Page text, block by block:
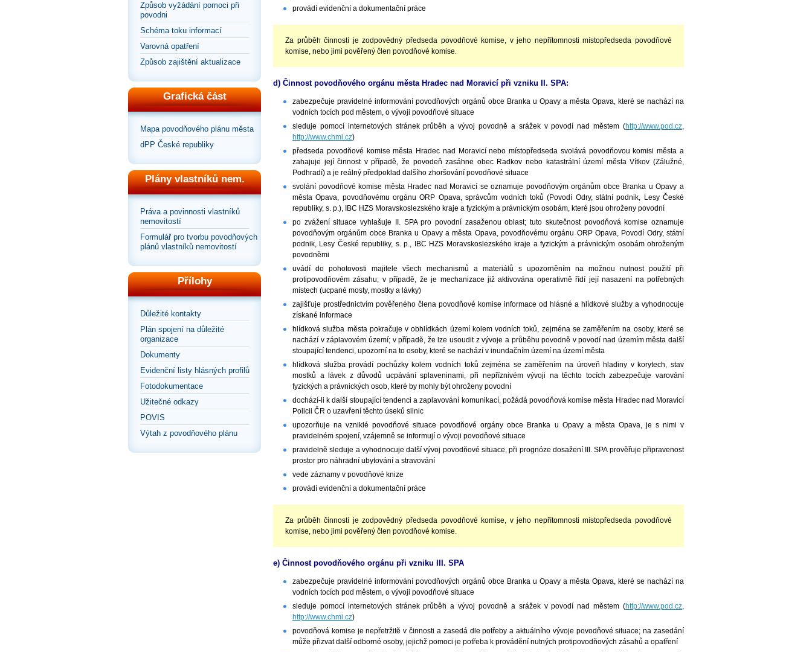
Způsob vyžádání pomoci při
povodni
Schéma toku informací
Varovná opatření
Způsob zajištění aktualizace
Grafická část
Mapa povodňového plánu města
dPP České republiky
Plány vlastníků nem.
Práva a povinnosti vlastníků
nemovitostí
Formulář pro tvorbu povodňových
plánů vlastníků nemovitostí
Přílohy
Důležité kontakty
Plán spojení na důležité
organizace
Dokumenty
Evidenční listy hlásných profilů
Fotodokumentace
Užitečné odkazy
POVIS
Výtah z povodňového plánu
provádí evidenční a dokumentační práce
Za průběh činností je zodpovědný předseda povodňové komise, v jeho nepřítomnosti místopředseda povodňové
komise, nebo jimi pověřený člen povodňové komise.
d) Činnost povodňového orgánu města Hradec nad Moravicí při vzniku II. SPA:
zabezpečuje pravidelné informování povodňových orgánů obce Branka u Opavy a města Opava, které se nachází na
vodních tocích pod městem, o vývoji povodňové situace
sleduje pomocí internetových stránek průběh a vývoj povodně a srážek v povodí nad městem (http://www.pod.cz,
http://www.chmi.cz)
předseda povodňové komise města Hradec nad Moravicí nebo místopředseda svolává povodňovou komisi města a
zahajuje její činnost v případě, že povodeň zasáhne obec Radkov nebo katastrální území města Vítkov (Zálužné,
Podhradí) a je reálný předpoklad dalšího zhoršování povodňové situace
svolání povodňové komise města Hradec nad Moravicí se oznamuje povodňovým orgánům obce Branka u Opavy a
města Opava, povodňovému orgánu ORP Opava, správcům vodních toků (Povodí Odry, státní podnik, Lesy České
republiky, s. p.), IBC HZS Moravskoslezského kraje a fyzickým a právnickým osobám, které jsou ohroženy povodní
po zvážení situace vyhlašuje II. SPA pro povodní zasaženou oblast; tuto skutečnost povodňová komise oznamuje
povodňovým orgánům obce Branka u Opavy a města Opava, povodňovému orgánu ORP Opava, Povodí Odry, státní
podnik, Lesy České republiky, s. p., IBC HZS Moravskoslezského kraje a fyzickým a právnickým osobám ohroženým
povodněmi
uvádí do pohotovosti majitele všech mechanismů a materiálů s upozorněním na možnou nutnost použití při
protipovodňovém zásahu; v případě, že je mechanizace již aktivována operativně řídí její nasazení na potřebných
místech (ucpané mosty, mostky a lávky)
zajišťuje prostřednictvím pověřeného člena povodňové komise informace od hlásné a hlídkové služby a vyhodnocuje
získané informace
hlídková služba města pokračuje v obhlídkách území kolem vodních toků, zejména se zaměřením na osoby, které se
nachází v záplavovém území; v případě, že lze usoudit z vývoje a průběhu povodně v povodí nad územím města další
stoupající tendenci, upozorní na to osoby, které se nachází v inundačním území na území města
hlídková služba provádí pochůzky kolem vodních toků zejména se zaměřením na úroveň hladiny v korytech, stav
mostků a lávek z důvodů ucpávání splaveninami, při nepříznivém vývoji na těchto tocích zabezpečuje varování
fyzických a právnických osob, které by mohly být ohroženy povodní
dochází-li k další stoupající tendenci a zaplavování komunikací, požádá povodňová komise města Hradec nad Moravicí
Policii ČR o uzavření těchto úseků silnic
upozorňuje na vzniklé povodňové situace povodňové orgány obce Branka u Opavy a města Opava, je s nimi v
pravidelném spojení, vzájemně se informují o vývoji povodňové situace
pravidelně sleduje a vyhodnocuje další vývoj povodňové situace, při prognóze dosažení III. SPA prověřuje připravenost
prostor pro náhradní ubytování a stravování
vede záznamy v povodňové knize
provádí evidenční a dokumentační práce
Za průběh činností je zodpovědný předseda povodňové komise, v jeho nepřítomnosti místopředseda povodňové
komise, nebo jimi pověřený člen povodňové komise.
e) Činnost povodňového orgánu při vzniku III. SPA
zabezpečuje pravidelné informování povodňových orgánů obce Branka u Opavy a města Opava, které se nachází na
vodních tocích pod městem, o vývoji povodňové situace
sleduje pomocí internetových stránek průběh a vývoj povodně a srážek v povodí nad městem (http://www.pod.cz,
http://www.chmi.cz)
povodňová komise je nepřetržitě v činnosti a zasedá dle potřeby a aktuálního vývoje povodňové situace; na zasedání
může přizvat další odborné osoby, jejichž pomoci je potřeba k provádění nutných protipovodňových zásahů a opatření